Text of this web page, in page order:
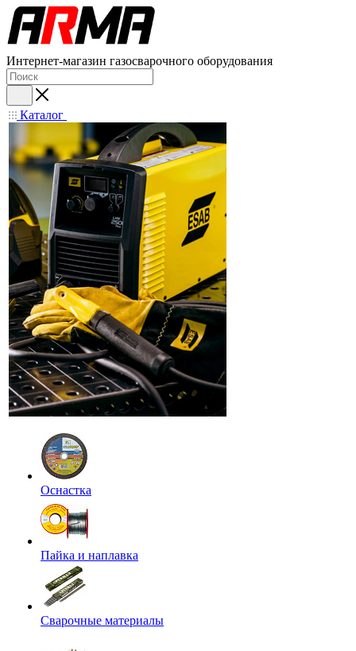
Интернет-магазин газосварочного оборудования
Каталог
Оснастка
Пайка и наплавка
Сварочные материалы